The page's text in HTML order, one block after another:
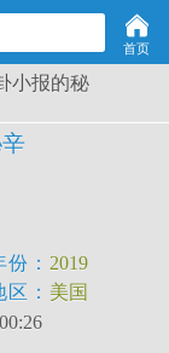
首页
小报的秘
份： 2019
区： 美国